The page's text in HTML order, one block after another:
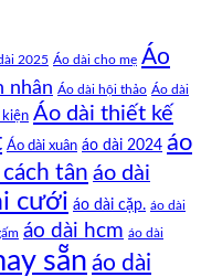
2025 Áo dài cho mẹ Áo
nhân Áo dài hội thảo Áo dài
kiện Áo dài thiết kế
Áo dài xuân áo dài 2024 áo
tân áo dài
cưới áo dài cặp. áo dài
áo dài hcm áo dài
sẵn áo dài